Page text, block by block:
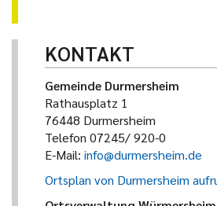
KONTAKT
Gemeinde Durmersheim
Rathausplatz 1
76448 Durmersheim
Telefon 07245/ 920-0
E-Mail: info@durmersheim.de
Ortsplan von Durmersheim